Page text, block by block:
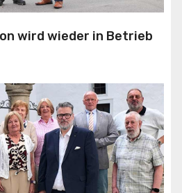
wird wieder in Betrieb